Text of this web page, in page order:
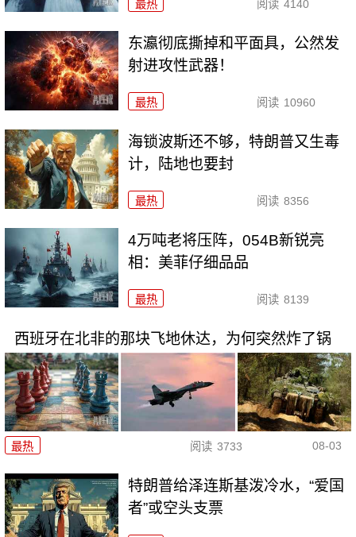
最热 阅读 4140
东瀛彻底撕掉和平面具，公然发
射进攻性武器！
最热 阅读 10960
海锁波斯还不够，特朗普又生毒
计，陆地也要封
最热 阅读 8356
4万吨老将压阵，054B新锐亮
相：美菲仔细品品
最热 阅读 8139
西班牙在北非的那块飞地休达，为何突然炸了锅
最热 阅读 3733 08-03
特朗普给泽连斯基泼冷水，“爱国
者”或空头支票